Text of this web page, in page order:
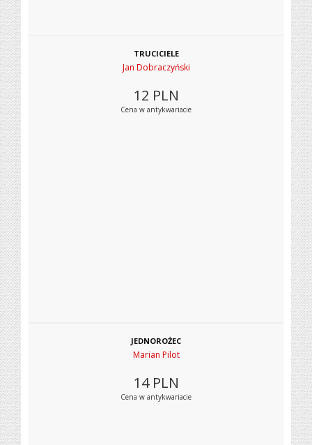
TRUCICIELE
Jan Dobraczyński
12 PLN
Cena w antykwariacie
JEDNOROŻEC
Marian Pilot
14 PLN
Cena w antykwariacie